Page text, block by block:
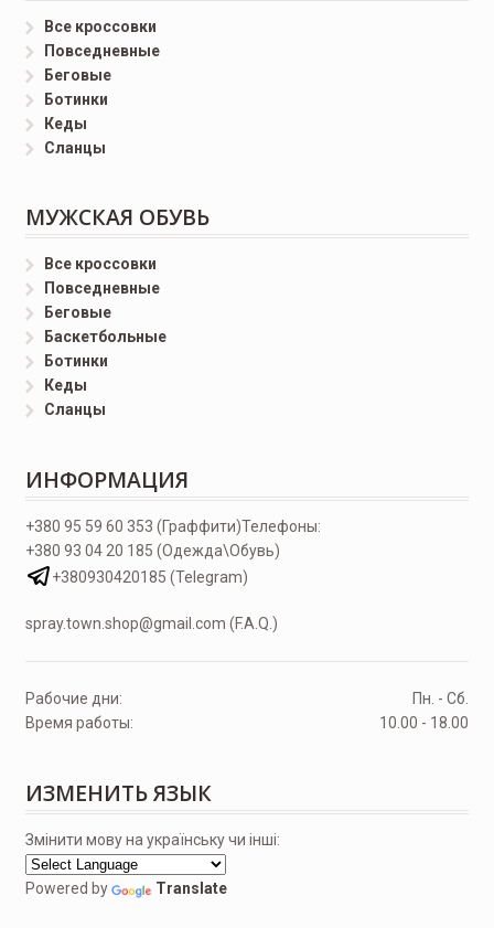
Все кроссовки
Повседневные
Беговые
Ботинки
Кеды
Сланцы
МУЖСКАЯ ОБУВЬ
Все кроссовки
Повседневные
Беговые
Баскетбольные
Ботинки
Кеды
Сланцы
ИНФОРМАЦИЯ
Телефоны:
+380 95 59 60 353 (Граффити)
+380 93 04 20 185 (Одежда\Обувь)
+380930420185 (Telegram)
spray.town.shop@gmail.com (F.A.Q.)
Рабочие дни:
Пн. - Сб.
Время работы:
10.00 - 18.00
ИЗМЕНИТЬ ЯЗЫК
Змінити мову на українську чи інші:
Powered by Translate